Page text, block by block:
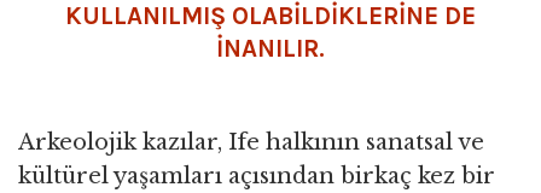
KULLANILMIŞ OLABİLDİKLERİNE DE
İNANILIR.
Arkeolojik kazılar, Ife halkının sanatsal ve
kültürel yaşamları açısından birkaç kez bir